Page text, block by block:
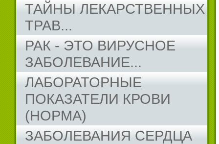
ТАЙНЫ ЛЕКАРСТВЕННЫХ
ТРАВ...
РАК - ЭТО ВИРУСНОЕ
ЗАБОЛЕВАНИЕ...
ЛАБОРАТОРНЫЕ
ПОКАЗАТЕЛИ КРОВИ
(НОРМА)
ЗАБОЛЕВАНИЯ СЕРДЦА